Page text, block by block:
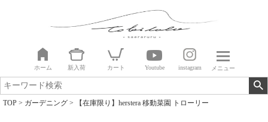
ホーム 新入荷 カート Youtube instagram メニュー
TOP ガーデニング 【在庫限り】herstera 移動菜園 トローリー